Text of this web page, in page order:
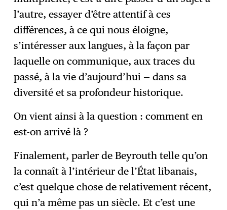
l’autre, essayer d’être attentif à ces
différences, à ce qui nous éloigne,
s’intéresser aux langues, à la façon par
laquelle on communique, aux traces du
passé, à la vie d’aujourd’hui — dans sa
diversité et sa profondeur historique.
On vient ainsi à la question : comment en
est-on arrivé là ?
Finalement, parler de Beyrouth telle qu’on
la connaît à l’intérieur de l’État libanais,
c’est quelque chose de relativement récent,
qui n’a même pas un siècle. Et c’est une